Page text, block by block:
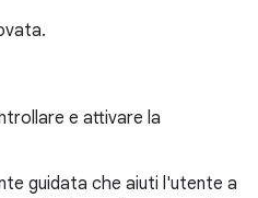
e attivare la
guidata che aiuti l'utente a